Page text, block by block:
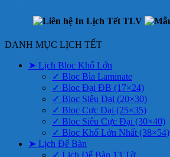
DANH MỤC LỊCH TẾT
➤ Lịch Bloc Khổ Lớn
✓ Bloc Bìa Laminate
✓ Bloc Đại ĐB (17×24)
✓ Bloc Siêu Đại (20×30)
✓ Bloc Cực Đại (25×35)
✓ Bloc Siêu Cực Đại (30×40)
✓ Bloc Khổ Lớn Nhất (38×54)
➤ Lịch Để Bàn
✓ Lịch Để Bàn 13 Tờ